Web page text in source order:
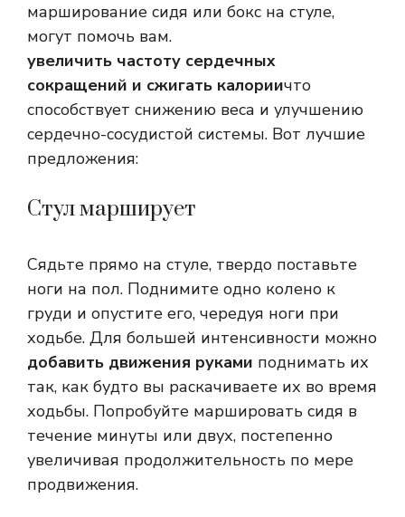
марширование сидя или бокс на стуле,
могут помочь вам.
увеличить частоту сердечных
сокращений и сжигать калориичто
способствует снижению веса и улучшению
сердечно-сосудистой системы. Вот лучшие
предложения:
Стул марширует
Сядьте прямо на стуле, твердо поставьте
ноги на пол. Поднимите одно колено к
груди и опустите его, чередуя ноги при
ходьбе. Для большей интенсивности можно
добавить движения руками поднимать их
так, как будто вы раскачиваете их во время
ходьбы. Попробуйте маршировать сидя в
течение минуты или двух, постепенно
увеличивая продолжительность по мере
продвижения.